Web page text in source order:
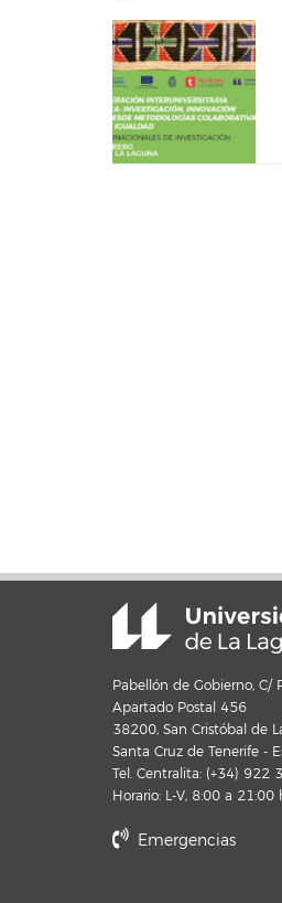
Pabellón de Gobierno, C/
Apartado Postal 456
38200, San Cristóbal de
Santa Cruz de Tenerife -
Tel. Centralita: (+34) 922
Horario: L-V, 8:00 a 21:00
Emergencias